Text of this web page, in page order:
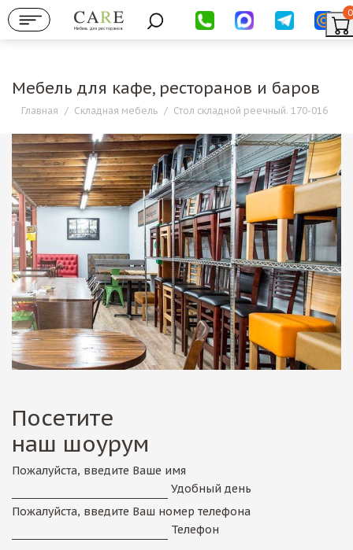
Мебель для ресторанов
0
Мебель для кафе, ресторанов и баров
Главная / Складная мебель / Стол складной реечный. 170-016
Посетите
наш шоурум
Пожалуйста, введите Ваше имя
Удобный день
Пожалуйста, введите Ваш номер телефона
Телефон